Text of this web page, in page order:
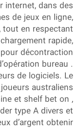
internet, dans des
de jeux en ligne,
tout en respectant
rapide,
décontraction
bureau .
de logiciels. Le
australiens
et shelf bet on ,
type A divers et
d’argent obtenir .